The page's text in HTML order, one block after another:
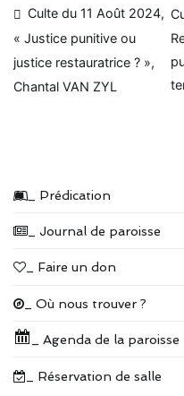
Navigation
de
l’article
Culte du 11 Août 2024,
« Justice punitive ou
justice restauratrice ? »,
Chantal VAN ZYL
_ Prédication
_ Journal de paroisse
_ Faire un don
_ Où nous trouver ?
_ Agenda de la paroisse
_ Réservation de salle